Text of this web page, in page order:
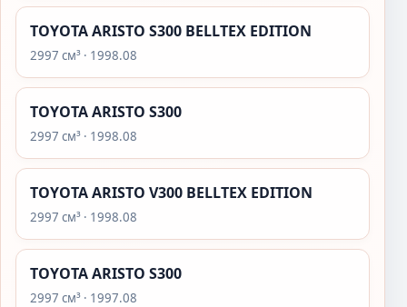
TOYOTA ARISTO S300 BELLTEX EDITION
2997 см³ · 1998.08
TOYOTA ARISTO S300
2997 см³ · 1998.08
TOYOTA ARISTO V300 BELLTEX EDITION
2997 см³ · 1998.08
TOYOTA ARISTO S300
2997 см³ · 1997.08